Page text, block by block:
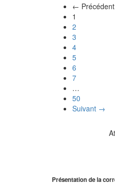
← Précédent
1
2
3
4
5
6
7
…
50
Suivant →
Présentation de la